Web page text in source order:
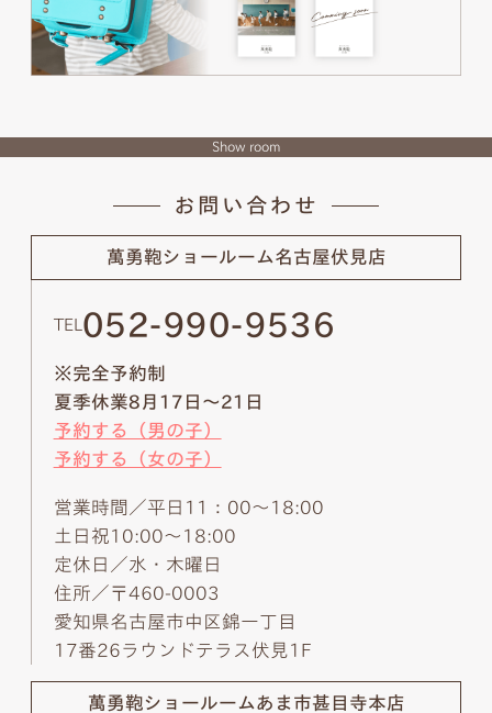
Show room
お問い合わせ
萬勇鞄ショールーム名古屋伏見店
TEL 052-990-9536
※完全予約制
夏季休業8月17日～21日
予約する（男の子）
予約する（女の子）
営業時間／平日11：00～18:00
土日祝10:00～18:00
定休日／水・木曜日
住所／〒460-0003
愛知県名古屋市中区錦一丁目
17番26ラウンドテラス伏見1F
萬勇鞄ショールームあま市甚目寺本店